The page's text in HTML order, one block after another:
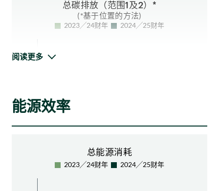
将风冷式供冷系统转换为水冷式供冷系统，大幅降
排放。
果
预计在全面营运的情况下，与 2024 年相比，
可节省超过8,500,000千瓦时的用电量
总碳排放（范围1及2）*
(*基于位置的方法)
阅读更多
能源效率
总能源消耗